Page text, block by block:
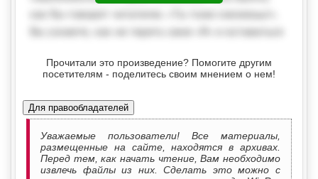
Прочитали это произведение? Помогите другим
посетителям - поделитесь своим мнением о нем!
Для правообладателей
Уважаемые пользователи! Все материалы,
размещенные на сайте, находятся в архивах.
Перед тем, как начать чтение, Вам необходимо
извлечь файлы из них. Сделать это можно с